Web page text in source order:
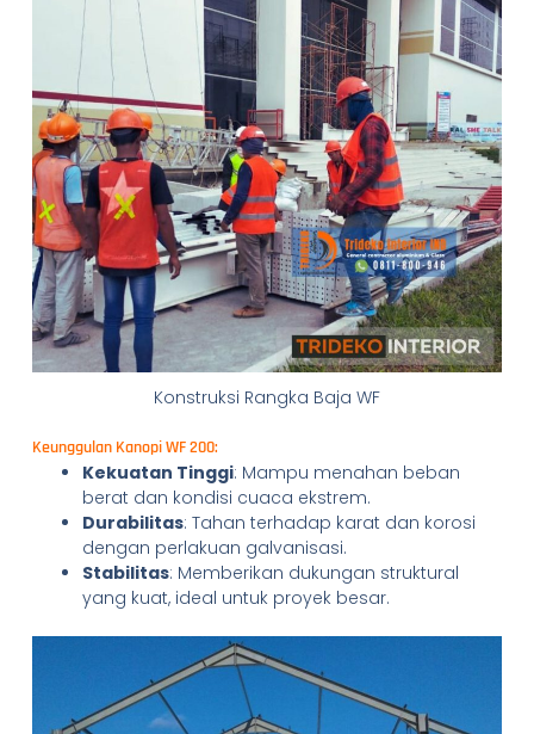
Konstruksi Rangka Baja WF
Keunggulan Kanopi WF 200:
Kekuatan Tinggi: Mampu menahan beban
berat dan kondisi cuaca ekstrem.
Durabilitas: Tahan terhadap karat dan korosi
dengan perlakuan galvanisasi.
Stabilitas: Memberikan dukungan struktural
yang kuat, ideal untuk proyek besar.